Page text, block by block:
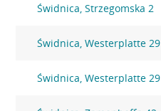
Świdnica, Strzegomska 2
Świdnica, Westerplatte 29
Świdnica, Westerplatte 29